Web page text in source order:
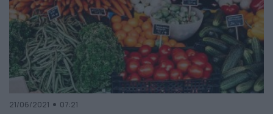
21/06/2021 07:21